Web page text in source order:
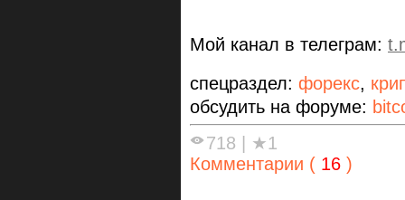
Мой канал в телеграм:
спецраздел: форекс,
обсудить на форуме:
718 | ★1
Комментарии ( 16 )